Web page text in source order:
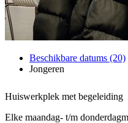
Beschikbare datums (20)
Jongeren
Huiswerkplek met begeleiding
Elke maandag- t/m